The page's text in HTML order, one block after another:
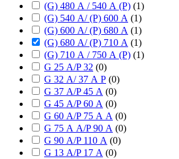
(G) 480 А / 540 А (P) (1)
(G) 540 А/ (P) 600 А (1)
(G) 600 А/ (P) 680 А (1)
(G) 680 А/ (P) 710 А (1)
(G) 710 А / 750 А (P) (1)
G 25 А/P 32 (0)
G 32 А/ 37 А P (0)
G 37 А/P 45 А (0)
G 45 А/P 60 А (0)
G 60 А/P 75 А А (0)
G 75 А А/P 90 А (0)
G 90 А/P 110 А (0)
G 13 А/P 17 А (0)